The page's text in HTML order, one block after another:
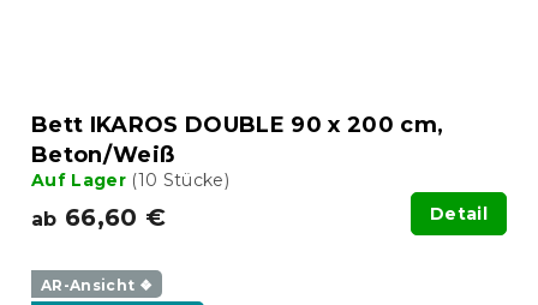
Bett IKAROS DOUBLE 90 x 200 cm,
Beton/Weiß
Auf Lager (10 Stücke)
ab 66,60 € Detail
AR-Ansicht ❖